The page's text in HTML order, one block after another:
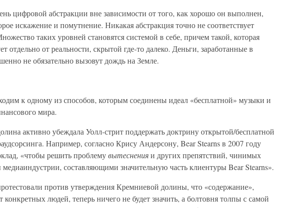
цифровой абстракции вне зависимости от того, как хорошо он выполнен,
искажение и помутнение. Никакая абстракция точно не соответствует
таких уровней становятся системой в себе, причем такой, которая
отдельно от реальности, скрытой где-то далеко. Деньги, заработанные в
не обязательно вызовут дождь на Земле.
к одному из способов, которым соединены идеал «бесплатной» музыки и
мира.
активно убеждала Уолл-стрит поддержать доктрину открытой/бесплатной
Например, согласно Крису Андерсону, Bear Stearns в 2007 году
«чтобы решить проблемувытесненияи других препятствий, чинимых
медиаиндустрии, составляющими значительную часть клиентуры Bear Stearns».
против утверждения Кремниевой долины, что «содержание»,
конкретных людей, теперь ничего не будет значить, а болтовня толпы с самой